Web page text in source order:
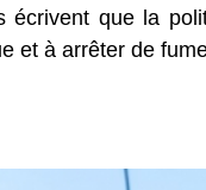
écrivent que la
et à arrêter de